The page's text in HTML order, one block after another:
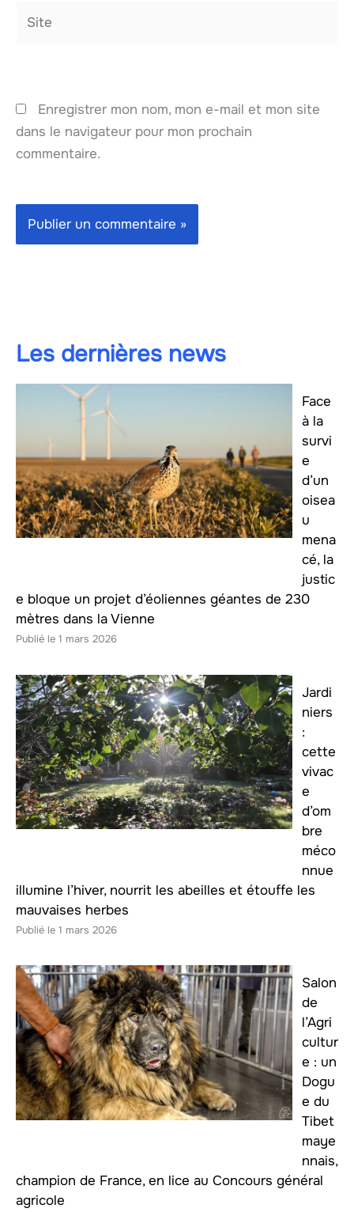
Enregistrer mon nom, mon e-mail et mon site
dans le navigateur pour mon prochain
commentaire.
Les dernières news
Face
à la
survi
e
d’un
oisea
u
mena
cé, la
justic
e bloque un projet d’éoliennes géantes de 230
mètres dans la Vienne
1 mars 2026
Jardi
niers
:
cette
vivac
e
d’om
bre
méco
nnue
illumine l’hiver, nourrit les abeilles et étouffe les
mauvaises herbes
1 mars 2026
Salon
de
l’Agri
cultur
e : un
Dogu
e du
Tibet
maye
nnais,
champion de France, en lice au Concours général
agricole